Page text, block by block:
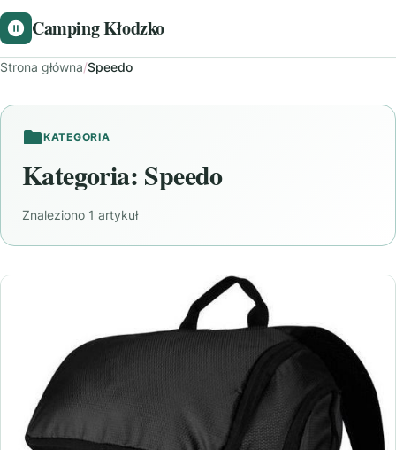
Camping Kłodzko
Strona główna/Speedo
KATEGORIA
Kategoria: Speedo
Znaleziono 1 artykuł